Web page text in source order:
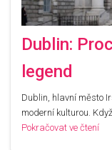
Dublin:
legend
Dublin, hlavní město
moderní kulturou.
Pokračovat ve čtení